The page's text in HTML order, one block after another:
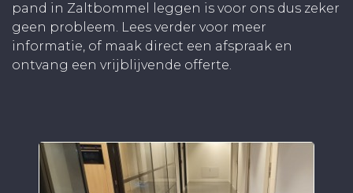
pand in Zaltbommel leggen is voor ons dus zeker
geen probleem. Lees verder voor meer
informatie, of maak direct een afspraak en
ontvang een vrijblijvende offerte.